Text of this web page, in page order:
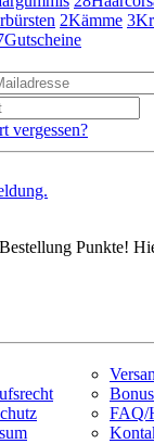
2Kämme 3
Gutscheine
vergessen?
Punkte!
FAQ/